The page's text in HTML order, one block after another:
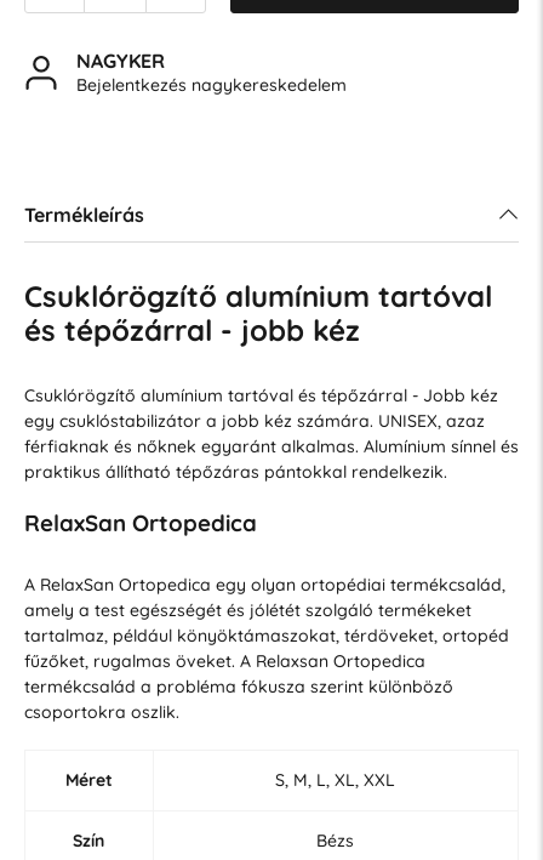
NAGYKER
Bejelentkezés nagykereskedelem
Termékleírás
Csuklórögzítő alumínium tartóval
és tépőzárral - jobb kéz
Csuklórögzítő alumínium tartóval és tépőzárral - Jobb kéz
egy csuklóstabilizátor a jobb kéz számára. UNISEX, azaz
férfiaknak és nőknek egyaránt alkalmas. Alumínium sínnel és
praktikus állítható tépőzáras pántokkal rendelkezik.
RelaxSan Ortopedica
A RelaxSan Ortopedica egy olyan ortopédiai termékcsalád,
amely a test egészségét és jólétét szolgáló termékeket
tartalmaz, például könyöktámaszokat, térdöveket, ortopéd
fűzőket, rugalmas öveket. A Relaxsan Ortopedica
termékcsalád a probléma fókusza szerint különböző
csoportokra oszlik.
Méret S, M, L, XL, XXL
Szín Bézs